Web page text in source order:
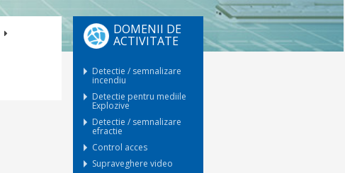
DOMENII DE
ACTIVITATE
Detectie / semnalizare
incendiu
Detectie pentru mediile
Explozive
Detectie / semnalizare
efractie
Control acces
Supraveghere video